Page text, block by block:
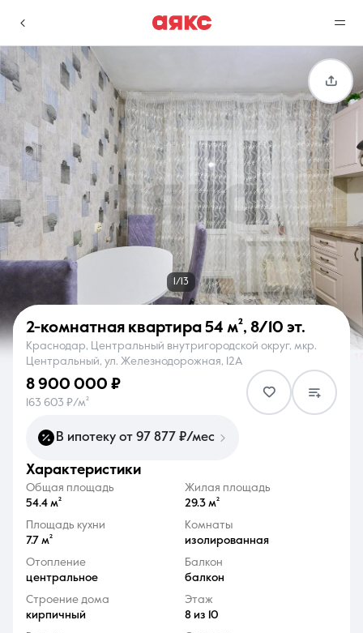
г. Краснодар
Избранное
0 объявлений
Сравнение
0 объявлений
Недвижимость Услуги
О компании Контакты
8 (861) 297-00-00
Ежедневно с 08:30 до 20:00
1/13
2-комнатная квартира 54 м², 8/10 эт.
Краснодар, Центральный внутригородской округ, мкр.
Центральный, ул. Железнодорожная, 12А
8 900 000 ₽
163 603 ₽/м²
В ипотеку от 97 877 ₽/мес
характеристики
Общая площадь
54.4 м²
Жилая площадь
29.3 м²
Площадь кухни
7.7 м²
Комнаты
изолированная
Отопление
центральное
Балкон
балкон
Строение дома
кирпичный
Этаж
8 из 10